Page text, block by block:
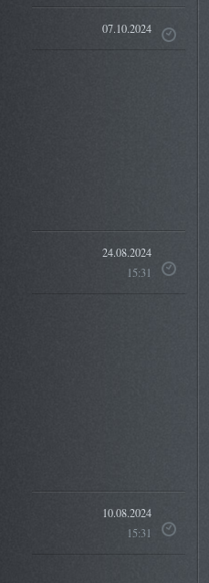
07.10.2024
24.08.2024
15:31
10.08.2024
15:31